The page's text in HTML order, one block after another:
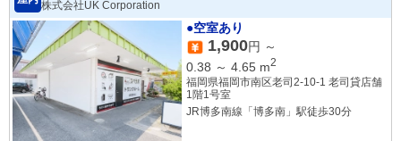
株式会社UK Corporation
●空室あり
1,900円 ～
0.38 ～ 4.65 m2
福岡県福岡市南区老司2-10-1 老司貸店舗
1階1号室
JR博多南線「博多南」駅徒歩30分